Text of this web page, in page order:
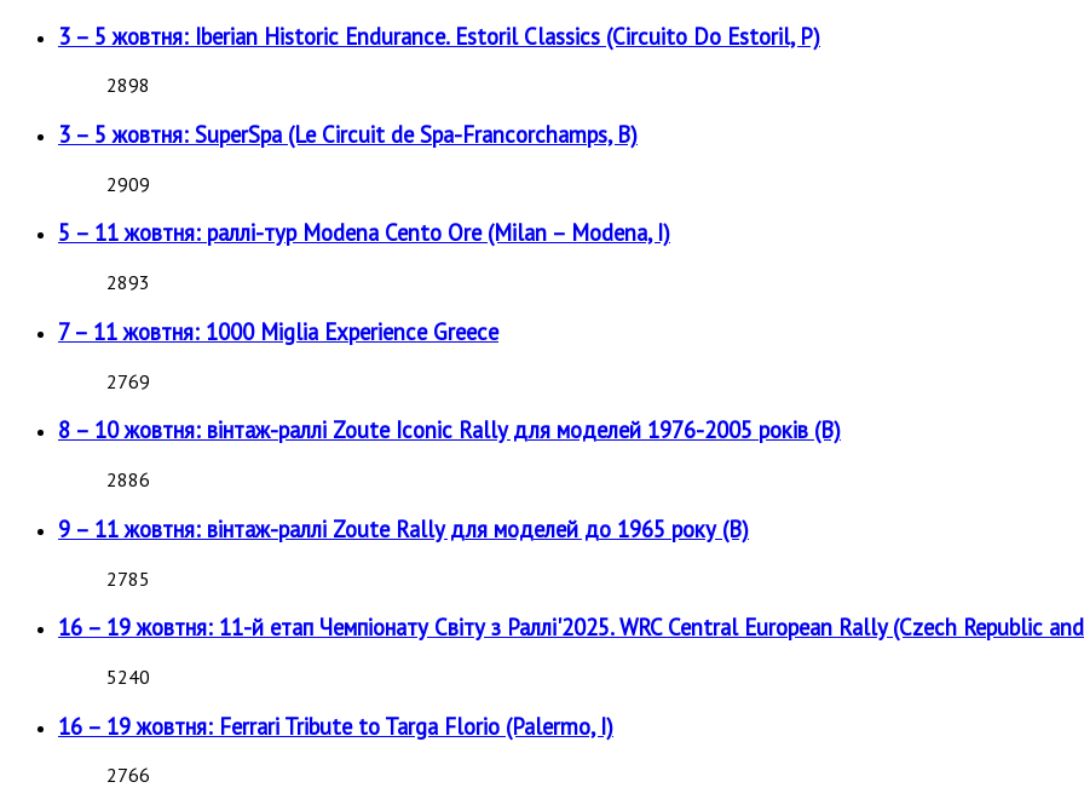
3 – 5 жовтня: Iberian Historic Endurance. Estoril Classics (Circuito Do Estoril, P)
2898
3 – 5 жовтня: SuperSpa (Le Circuit de Spa-Francorchamps, B)
2909
5 – 11 жовтня: раллі-тур Modena Cento Ore (Milan – Modena, I)
2893
7 – 11 жовтня: 1000 Miglia Experience Greece
2769
8 – 10 жовтня: вінтаж-раллі Zoute Iconic Rally для моделей 1976-2005 років (B)
2886
9 – 11 жовтня: вінтаж-раллі Zoute Rally для моделей до 1965 року (B)
2785
16 – 19 жовтня: 11-й етап Чемпіонату Світу з Раллі'2025. WRC Central European Rally (Czech Republic
5240
16 – 19 жовтня: Ferrari Tribute to Targa Florio (Palermo, I)
2766